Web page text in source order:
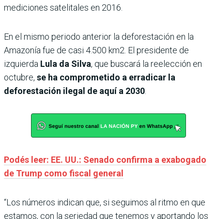
mediciones satelitales en 2016.
En el mismo periodo anterior la deforestación en la
Amazonía fue de casi 4.500 km2. El presidente de
izquierda Lula da Silva, que buscará la reelección en
octubre, se ha comprometido a erradicar la
deforestación ilegal de aquí a 2030
Podés leer: EE. UU.: Senado confirma a exabogado
de Trump como fiscal general
“Los números indican que, si seguimos al ritmo en que
estamos, con la seriedad que tenemos y aportando los